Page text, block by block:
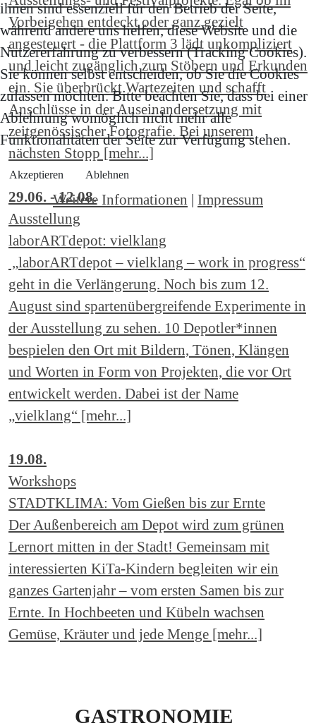
Vorbeigehen entdeckt oder ganz gezielt
angesteuert - die Plattform 3 lädt unkompliziert
und leicht zugänglich zum Stöbern und Erkunden
ein. Sie überbrückt Wartezeiten und schafft
Anschlüsse in der Auseinandersetzung mit
zeitgenössischer Fotografie. Bei unserem
nächsten Stopp [mehr...]
29.06. - 12.08.
Ausstellung
laborARTdepot: vielklang
„laborARTdepot – vielklang – work in progress“
geht in die Verlängerung. Noch bis zum 12.
August sind spartenübergreifende Experimente in
der Ausstellung zu sehen. 10 Depotler*innen
bespielen den Ort mit Bildern, Tönen, Klängen
und Worten in Form von Projekten, die vor Ort
entwickelt werden. Dabei ist der Name
„vielklang“ [mehr...]
19.08.
Workshops
STADTKLIMA: Vom Gießen bis zur Ernte
Der Außenbereich am Depot wird zum grünen
Lernort mitten in der Stadt! Gemeinsam mit
interessierten KiTa-Kindern begleiten wir ein
ganzes Gartenjahr – vom ersten Samen bis zur
Ernte. In Hochbeeten und Kübeln wachsen
Gemüse, Kräuter und jede Menge [mehr...]
GASTRONOMIE
ihnen sind essenziell für den Betrieb der Seite,
während andere uns helfen, diese Website und die
Nutzererfahrung zu verbessern (Tracking Cookies).
Sie können selbst entscheiden, ob Sie die Cookies
zulassen möchten. Bitte beachten Sie, dass bei einer
Ablehnung womöglich nicht mehr alle
Funktionalitäten der Seite zur Verfügung stehen.
Akzeptieren Ablehnen
Weitere Informationen | Impressum